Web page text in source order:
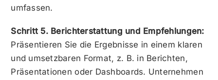
umfassen.
Schritt 5. Berichterstattung und Empfehlungen:
Präsentieren Sie die Ergebnisse in einem klaren
und umsetzbaren Format, z. B. in Berichten,
Präsentationen oder Dashboards. Unternehmen